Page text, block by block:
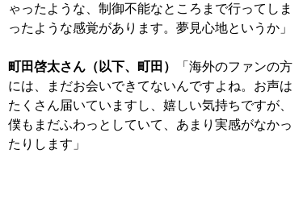
ゃったような、制御不能なところまで行ってしま
ったような感覚があります。夢見心地というか」
町田啓太さん（以下、町田）
「海外のファンの方
には、まだお会いできてないんですよね。お声は
たくさん届いていますし、嬉しい気持ちですが、
僕もまだふわっとしていて、あまり実感がなかっ
たりします」